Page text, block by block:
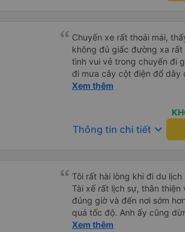
phải lỗi của công ty xe
các lớp phụ đạo dạy tiếng
giao tiếp được với tài xế,
đến đâu, chưa chắc họ đã
trên xe.
Chuyến xe rất thoải mái,
không đủ giấc đường xa
tình vui vẻ trong chuyến đi
đi mưa cây cột điện đổ dây
tài cùng nhau dựng tạm cho xe qua mà thấy nghề này khổ
Xem thêm
Thông tin chi tiết keyboard_arrow_down
Tôi rất hài lòng khi đi du
Tài xế rất lịch sự, thân thiện
đúng giờ và đến nơi sớm
quá tốc độ. Anh ấy cũng
vệ sinh. Suốt cả chuyến đi,
Xem thêm